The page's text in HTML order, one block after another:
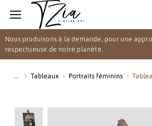
Nous produisons à la demande, pour une
respectueuse de notre planète.
Vous êtes ici :
Tableaux Portraits féminins